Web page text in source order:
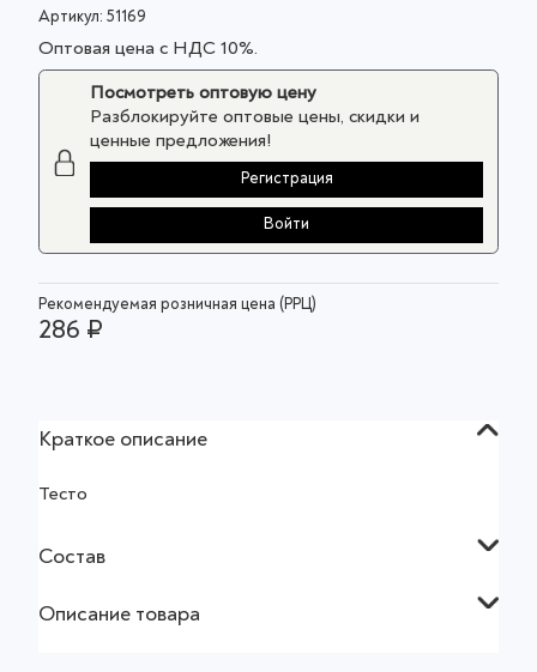
Артикул: 51169
Оптовая цена с НДС 10%.
Посмотреть оптовую цену
Разблокируйте оптовые цены, скидки и
ценные предложения!
Регистрация
Войти
Рекомендуемая розничная цена (РРЦ)
286 ₽
Краткое описание
Тесто
Состав
Описание товара